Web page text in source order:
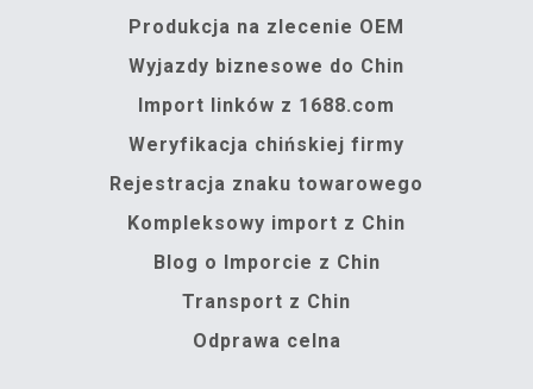
Produkcja na zlecenie OEM
Wyjazdy biznesowe do Chin
Import linków z 1688.com
Weryfikacja chińskiej firmy
Rejestracja znaku towarowego
Kompleksowy import z Chin
Blog o Imporcie z Chin
Transport z Chin
Odprawa celna